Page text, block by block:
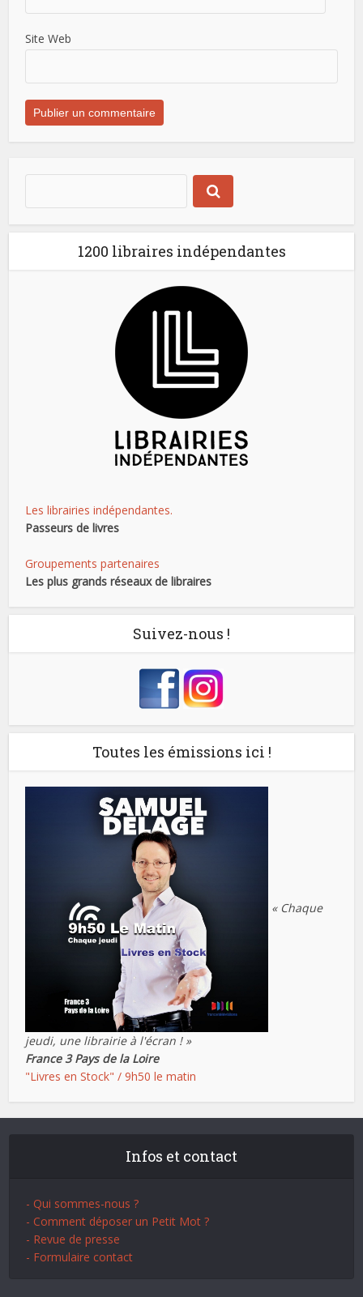
Site Web
1200 libraires indépendantes
Les librairies indépendantes.
Passeurs de livres
Groupements partenaires
Les plus grands réseaux de libraires
Suivez-nous !
Toutes les émissions ici !
« Chaque
jeudi, une librairie à l'écran ! »
France 3 Pays de la Loire
"Livres en Stock" / 9h50 le matin
Infos et contact
- Qui sommes-nous ?
- Comment déposer un Petit Mot ?
- Revue de presse
- Formulaire contact